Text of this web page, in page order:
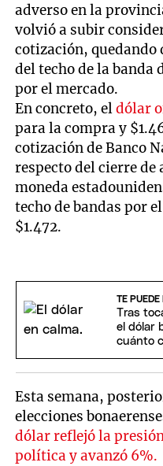
adverso en la
volvió a subir
cotización, quedando
del techo de la banda
por el mercado.
En concreto, eldólar
para la compra y
cotización de Banco
respecto del cierre de
moneda
techo de bandas por
$1.472.
TE PUEDE
Tras
el dólar
cuánto
Esta semana,
elecciones
dólar reflejó la
política y avanzó 6%.